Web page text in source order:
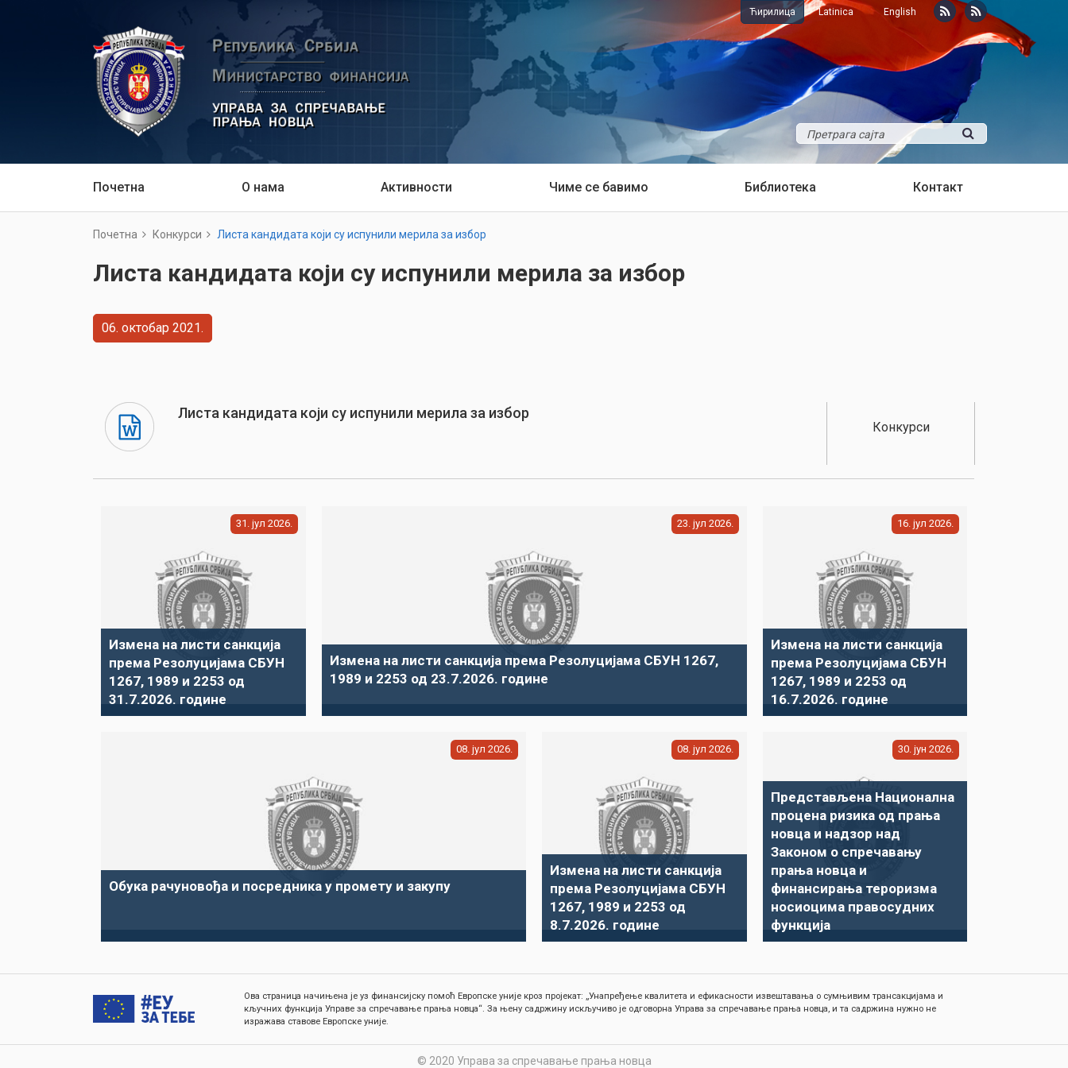
Ћирилица Latinica English
Почетна О нама Активности Чиме се бавимо Библиотека Контакт
Почетна Конкурси Листа кандидата који су испунили мерила за избор
Листа кандидата који су испунили мерила за избор
06 октобар 2021
Листа кандидата који су испунили мерила за избор
Конкурси
31 јул 2026
Измена на листи санкција
према Резолуцијама СБУН
1267, 1989 и 2253 од
31.7.2026. године
23 јул 2026
Измена на листи санкција према Резолуцијама СБУН 1267,
1989 и 2253 од 23.7.2026. године
16 јул 2026
Измена на листи санкција
према Резолуцијама СБУН
1267, 1989 и 2253 од
16.7.2026. године
08 јул 2026
Обука рачуновођа и посредника у промету и закупу
08 јул 2026
Измена на листи санкција
према Резолуцијама СБУН
1267, 1989 и 2253 од
8.7.2026. године
30 јун 2026
Представљена Национална
процена ризика од прања
новца и надзор над
Законом о спречавању
прања новца и
финансирања тероризма
носиоцима правосудних
функција
Ова страница начињена је уз финансијску помоћ Европске уније кроз пројекат: „Унапређење квалитета и ефикасности извештавања о сумњивим трансакцијама и
кључних функција Управе за спречавање прања новца“. За њену садржину искључиво је одговорна Управа за спречавање прања новца, и та садржина нужно не
изражава ставове Европске уније.
© 2020 Управа за спречавање прања новца